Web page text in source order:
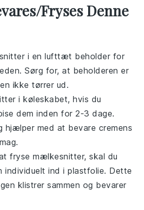
Fryses Denne
i en lufttæt beholder for
Sørg for, at beholderen er
ikke tørrer ud.
i køleskabet, hvis du
dem inden for 2-3 dage.
hjælper med at bevare cremens
frysemælkesnitter, skal du
individuelt ind i plastfolie. Dette
klistrer sammen og bevarer